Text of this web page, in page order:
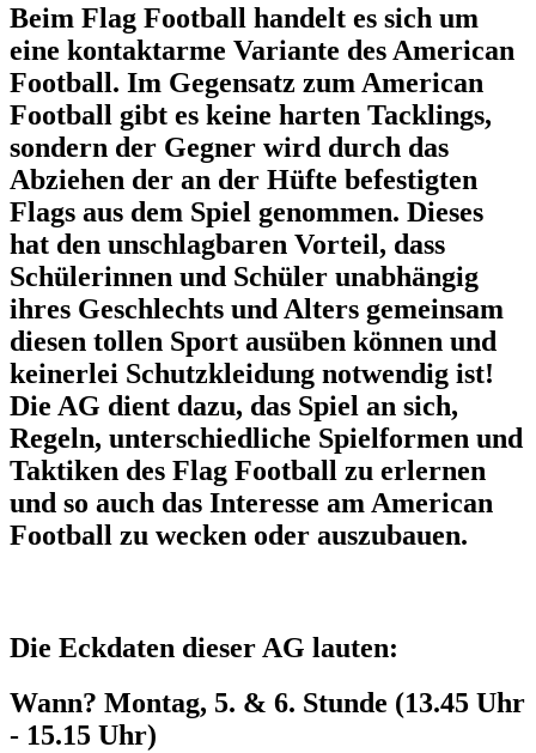
Beim Flag Football handelt es sich um
eine kontaktarme Variante des American
Football. Im Gegensatz zum American
Football gibt es keine harten Tacklings,
sondern der Gegner wird durch das
Abziehen der an der Hüfte befestigten
Flags aus dem Spiel genommen. Dieses
hat den unschlagbaren Vorteil, dass
Schülerinnen und Schüler unabhängig
ihres Geschlechts und Alters gemeinsam
diesen tollen Sport ausüben können und
keinerlei Schutzkleidung notwendig ist!
Die AG dient dazu, das Spiel an sich,
Regeln, unterschiedliche Spielformen und
Taktiken des Flag Football zu erlernen
und so auch das Interesse am American
Football zu wecken oder auszubauen.
Die Eckdaten dieser AG lauten:
Wann? Montag, 5. & 6. Stunde (13.45 Uhr
- 15.15 Uhr)